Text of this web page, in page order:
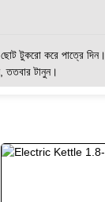
টুকরো করে পাত্রে দিন।
ততবার টানুন।